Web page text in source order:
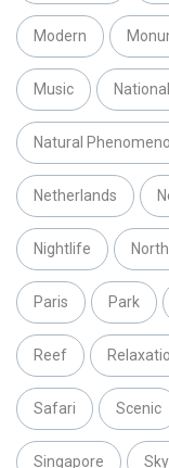
Modern
Music
Natural
Netherlands
Nightlife
Paris Park
Reef
Safari Scenic
Singapore